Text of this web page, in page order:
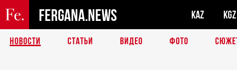
FERGANA.NEWS KAZ KGZ
НОВОСТИ СТАТЬИ ВИДЕО ФОТО